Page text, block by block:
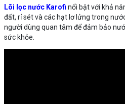
Lõi lọc nước Karofi nổi bật với khả
đất, rỉ sét và các hạt lơ lửng trong
người dùng quan tâm để đảm bảo
sức khỏe.